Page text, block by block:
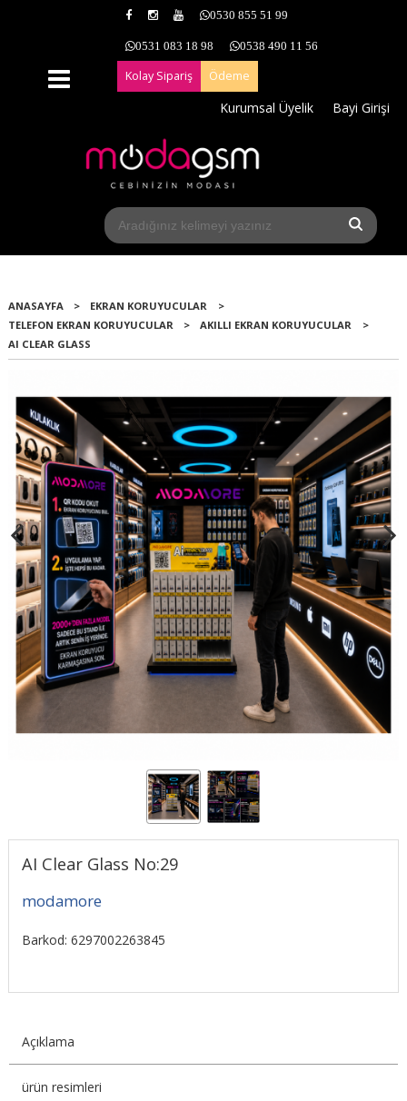
0530 855 51 99
0531 083 18 98 0538 490 11 56
Kolay Sipariş Ödeme
Kurumsal Üyelik Bayi Girişi
ANASAYFA > EKRAN KORUYUCULAR
>
TELEFON EKRAN KORUYUCULAR
> AKILLI EKRAN KORUYUCULAR
>
AI CLEAR GLASS
AI Clear Glass No:29
modamore
Barkod: 6297002263845
Açıklama
ürün resimleri